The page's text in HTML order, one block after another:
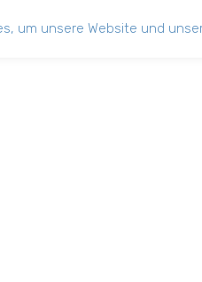
Dresden’
um unsere Website und